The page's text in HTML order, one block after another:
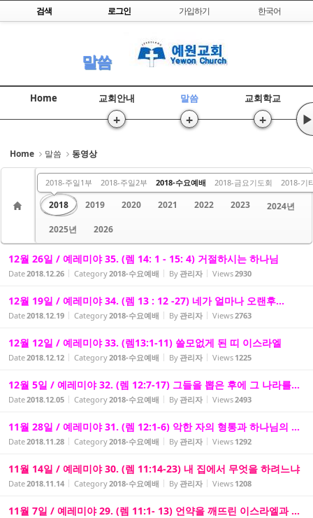
Skip to content
검색 로그인 가입하기 한국어
말씀
Home 교회안내
+
말씀
+
교회학교
+ ▶
Home 말씀 동영상
2012 2013 2014 2015 2016
2017
2018
2018-주일1부 2018-주일2부 2018-수요예배 2018-금요기도회 2018-기
2019 2020 2021 2022 2023
2024년
2025년
2026
12월 26일 / 예레미야 35. (렘 14: 1 - 15: 4) 거절하시는 하나님
Date2018.12.26 Category2018-수요예배 By 관리자 Views2930
12월 19일 / 예레미야 34. (렘 13 : 12 -27) 네가 얼마나 오랜후...
Date2018.12.19 Category2018-수요예배 By 관리자 Views2763
12월 12일 / 예레미야 33. (렘13:1-11) 쓸모없게 된 띠 이스라엘
Date2018.12.12 Category2018-수요예배 By 관리자 Views 1225
12월 5일 / 예레미야 32. (렘 12:7-17) 그들을 뽑은 후에 그 나라를...
Date2018.12.05 Category2018-수요예배 By 관리자 Views2493
11월 28일 / 예레미야 31. (렘 12:1-6) 악한 자의 형통과 하나님의 ...
Date2018.11.28 Category2018-수요예배 By 관리자 Views 1292
11월 14일 / 예레미야 30. (렘 11:14-23) 내 집에서 무엇을 하려느냐
Date2018.11.14 Category2018-수요예배 By 관리자 Views 1208
11월 7일 / 예레미야 29. (렘 11:1- 13) 언약을 깨뜨린 이스라엘과 ...
Sketchbook5, 스케치북5
Sketchbook5, 스케치북5